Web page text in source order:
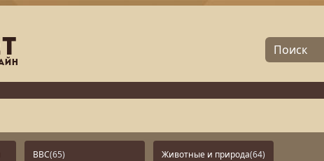
BBC(65) Животные и природа(64)